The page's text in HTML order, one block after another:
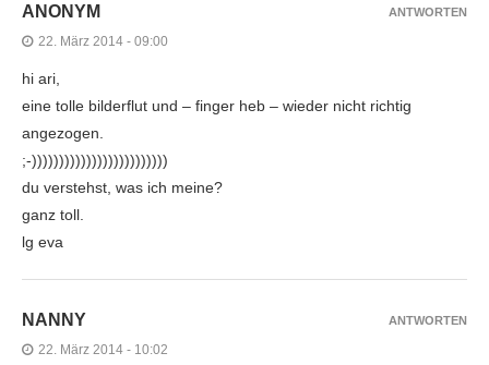
ANONYM
22. März 2014 - 09:00
hi ari,
eine tolle bilderflut und – finger heb – wieder nicht richtig
angezogen.
;-)))))))))))))))))))))))))
du verstehst, was ich meine?
ganz toll.
lg eva
ANTWORTEN
NANNY
22. März 2014 - 10:02
ANTWORTEN